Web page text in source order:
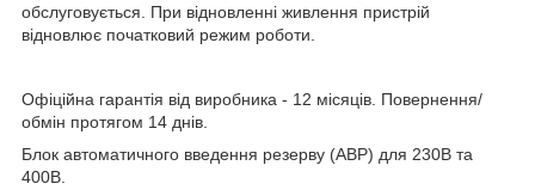
обслуговується. При відновленні живлення пристрій
відновлює початковий режим роботи.
Офіційна гарантія від виробника - 12 місяців. Повернення/
обмін протягом 14 днів.
Блок автоматичного введення резерву (AВР) для 230В та
400В.